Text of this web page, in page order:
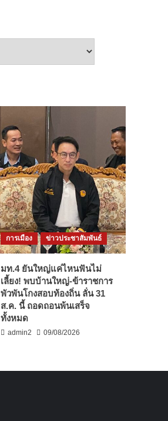
การเมือง ข่าวประชาสัมพันธ์
มท.4 ยันใหญ่แค่ไหนฟันไม่
เลี้ยง! พบบ้านใหญ่-ข้าราชการ
พัวพันโกงสอบท้องถิ่น ลั่น 31
ส.ค. นี้ ถอดถอนพ้นเสร็จ
ทั้งหมด
admin2 09/08/2026